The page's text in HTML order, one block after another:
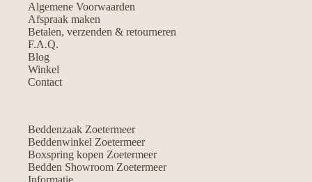
Algemene Voorwaarden
Afspraak maken
Betalen, verzenden & retourneren
F.A.Q.
Blog
Winkel
Contact
Beddenzaak Zoetermeer
Beddenwinkel Zoetermeer
Boxspring kopen Zoetermeer
Bedden Showroom Zoetermeer